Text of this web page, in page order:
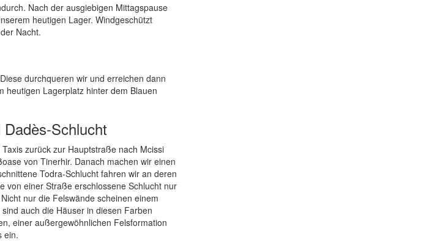
Nach der ausgiebigen Mittagspause
heutigen Lager. Windgeschützt
Nacht.
durchqueren wir und erreichen dann
heutigen Lagerplatz hinter dem Blauen
Schlucht
zurück zur Hauptstraße nach Mcissi
von Tinerhir. Danach machen wir einen
Todra-Schlucht fahren wir an deren
von einer Straße erschlossene Schlucht nur
nur die Felswände scheinen einem
auch die Häuser in diesen Farben
einer außergewöhnlichen Felsformation
ein.